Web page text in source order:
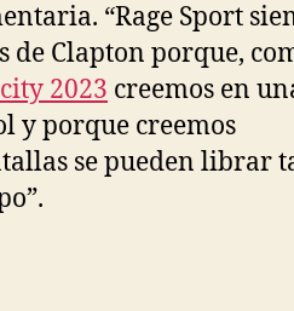
“Rage Sport
de Clapton porque,
2023 creemos en
y porque creemos
se pueden librar